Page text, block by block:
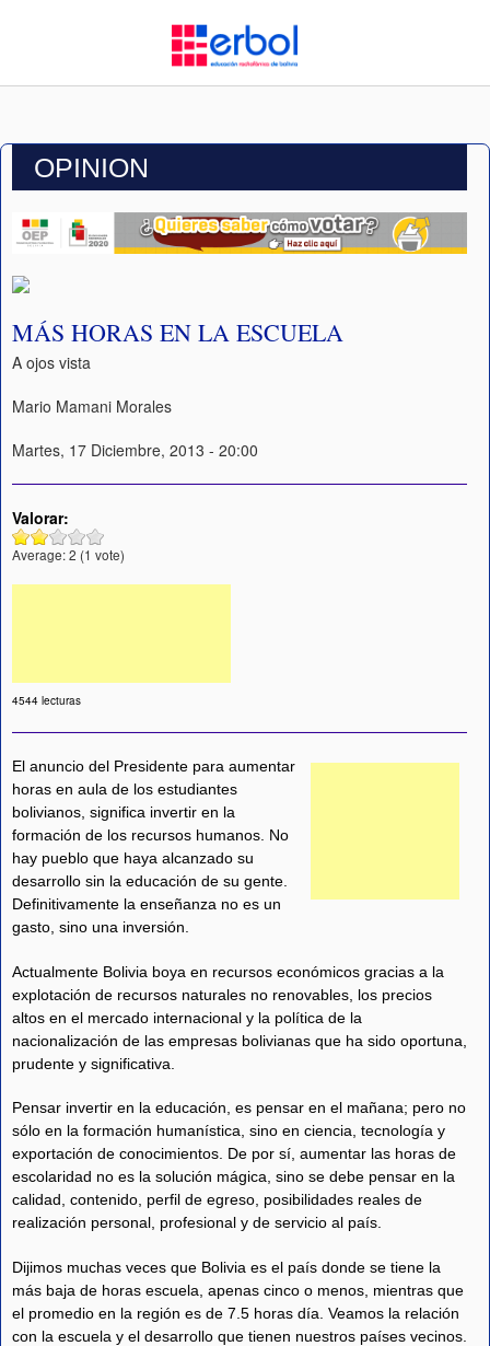
OPINION
MÁS HORAS EN LA ESCUELA
A ojos vista
Mario Mamani Morales
Martes, 17 Diciembre, 2013 - 20:00
Valorar:
Average:2 (1 vote)
4544 lecturas
El anuncio del Presidente para aumentar
horas en aula de los estudiantes
bolivianos, significa invertir en la
formación de los recursos humanos. No
hay pueblo que haya alcanzado su
desarrollo sin la educación de su gente.
Definitivamente la enseñanza no es un
gasto, sino una inversión.
Actualmente Bolivia boya en recursos económicos gracias a la
explotación de recursos naturales no renovables, los precios
altos en el mercado internacional y la política de la
nacionalización de las empresas bolivianas que ha sido oportuna,
prudente y significativa.
Pensar invertir en la educación, es pensar en el mañana; pero no
sólo en la formación humanística, sino en ciencia, tecnología y
exportación de conocimientos. De por sí, aumentar las horas de
escolaridad no es la solución mágica, sino se debe pensar en la
calidad, contenido, perfil de egreso, posibilidades reales de
realización personal, profesional y de servicio al país.
Dijimos muchas veces que Bolivia es el país donde se tiene la
más baja de horas escuela, apenas cinco o menos, mientras que
el promedio en la región es de 7.5 horas día. Veamos la relación
con la escuela y el desarrollo que tienen nuestros países vecinos.